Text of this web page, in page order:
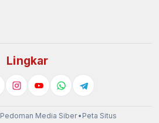
Lingkar
Pedoman Media Siber• Peta Situs